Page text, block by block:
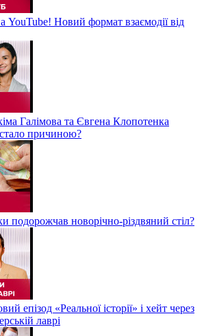
YouTube! Новий формат взаємодії від
Галімова та Євгена Клопотенка
причиною?
подорожчав новорічно-різдвяний стіл?
епізод «Реальної історії» і хейт через
лаврі